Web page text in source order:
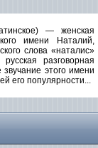
— женская
имени Наталий,
слова «наталис»
разговорная
этого имени
его популярности...